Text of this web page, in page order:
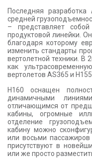
Последняя
средней
– представляет
продуктовой линейки.
благодаря которому
изменить стандарты
вертолетной техники. В
как
вертолетов AS365 и H155.
Н160 оснащен
динамичными
отличающимся от
кабины, огромные
отделение
кабину можно
или восьми
присутствуют в
или же просто